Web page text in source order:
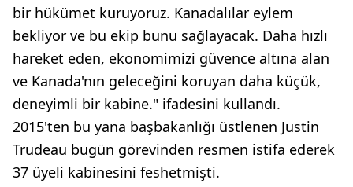
bir hükümet kuruyoruz. Kanadalılar eylem
bekliyor ve bu ekip bunu sağlayacak. Daha hızlı
hareket eden, ekonomimizi güvence altına alan
ve Kanada'nın geleceğini koruyan daha küçük,
deneyimli bir kabine." ifadesini kullandı.
2015'ten bu yana başbakanlığı üstlenen Justin
Trudeau bugün görevinden resmen istifa ederek
37 üyeli kabinesini feshetmişti.